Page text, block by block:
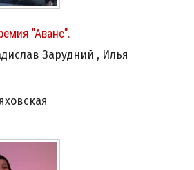
"Аванс".
Зарудний , Илья